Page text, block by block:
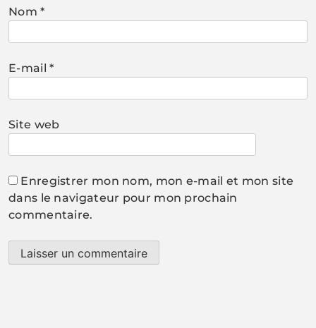
Nom*
E-mail*
Site web
Enregistrer mon nom, mon e-mail et mon site
dans le navigateur pour mon prochain
commentaire.